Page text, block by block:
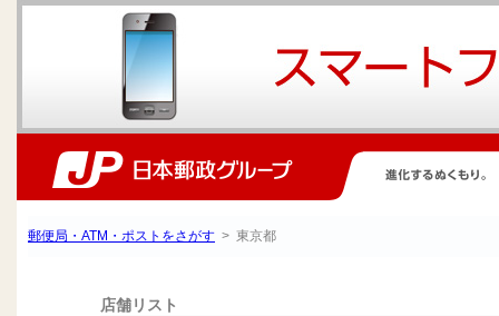
郵便局・ATM・ポストをさがす > 東京都
店舗リスト